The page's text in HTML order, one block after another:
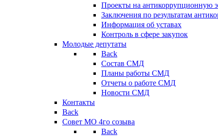
Проекты на антикоррупционную
Заключения по результатам
Информация об уставах
Контроль в сфере закупок
Молодые депутаты
Back
Состав СМД
Планы работы СМД
Отчеты о работе СМД
Новости СМД
Контакты
Back
Совет МО 4го созыва
Back